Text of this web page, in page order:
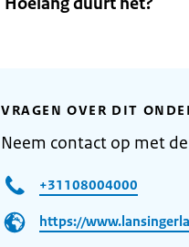
VRAGEN OVER DIT
Neem contact op met
+31108004000
https://